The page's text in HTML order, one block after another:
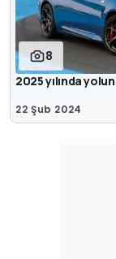
8
2025 yılında
22 Şub 2024